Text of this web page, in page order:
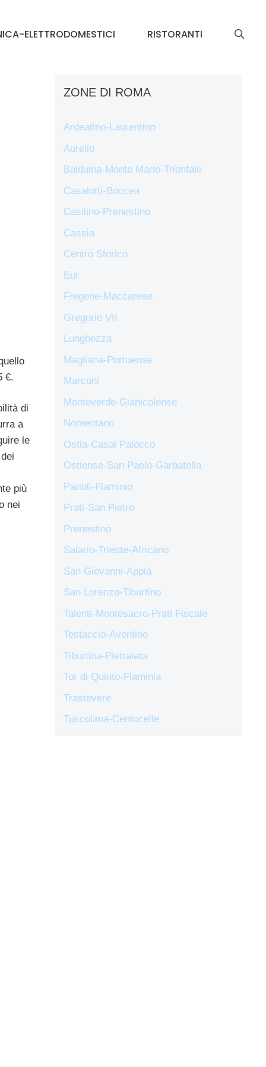
ELETTRODOMESTICI RISTORANTI
€.
di
a
le
più
nei
ZONE DI ROMA
Ardeatino-Laurentino
Aurelio
Balduina-Monte Mario-Trionfale
Casalotti-Boccea
Casilino-Prenestino
Cassia
Centro Storico
Eur
Fregene-Maccarese
Gregorio VII
Lunghezza
Magliana-Portuense
Marconi
Monteverde-Gianicolense
Nomentano
Ostia-Casal Palocco
Ostiense-San Paolo-Garbatella
Parioli-Flaminio
Prati-San Pietro
Prenestino
Salario-Trieste-Africano
San Giovanni-Appia
San Lorenzo-Tiburtino
Talenti-Montesacro-Prati Fiscale
Testaccio-Aventino
Tiburtina-Pietralata
Tor di Quinto-Flaminia
Trastevere
Tuscolana-Centocelle